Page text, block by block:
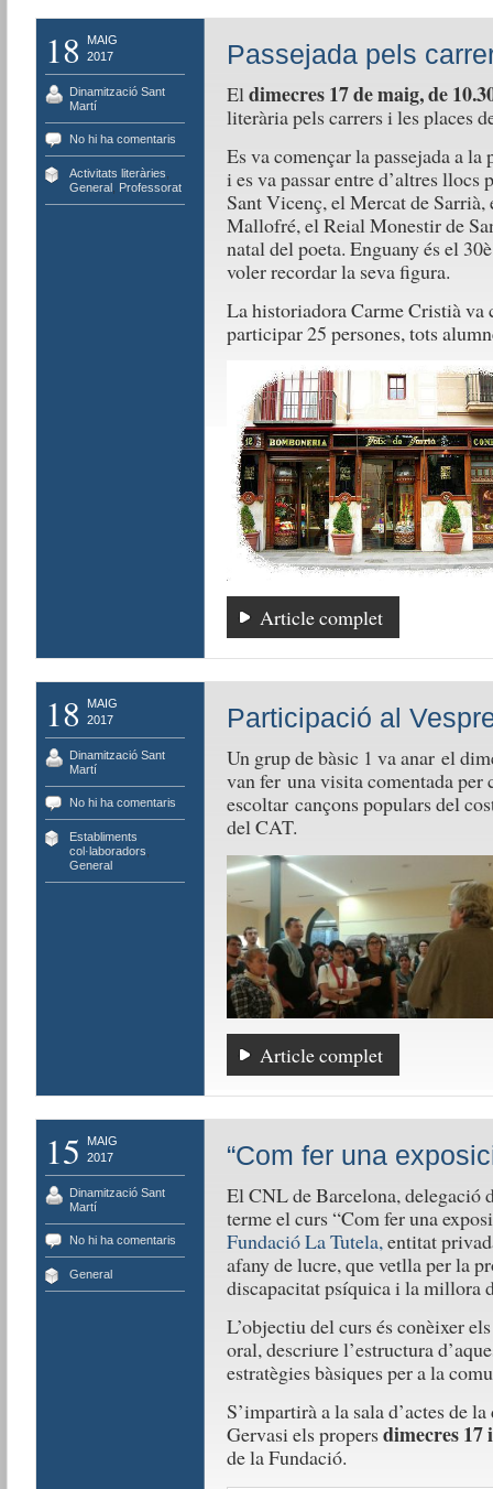
18
MAIG
2017
Dinamització Sant
Martí
No hi ha comentaris
Activitats literàries
General, Professorat
Passejada pels
Eldimecres 17 de maig, de
literària pels carrers i les places
Es va començar la passejada a la
i es va passar entre d’altres llocs
Sant Vicenç, el Mercat de Sarrià,
Mallofré, el Reial Monestir de
natal del poeta. Enguany és el
voler recordar la seva figura.
La historiadora Carme Cristià
participar 25 persones, tots
Article complet
18
MAIG
2017
Dinamització Sant
Martí
No hi ha comentaris
Establiments
col·laboradors
General
Participació al
Un grup de bàsic 1 va anar el
van fer una visita comentada per
escoltar cançons populars del
del CAT.
Article complet
15
MAIG
2017
Dinamització Sant
Martí
No hi ha comentaris
General
“Com fer una
El CNL de Barcelona, delegació
terme el curs “Com fer una
Fundació La Tutela,entitat
afany de lucre, que vetlla per la
discapacitat psíquica i la millora
L’objectiu del curs és conèixer
oral, descriure l’estructura
estratègies bàsiques per a la
S’impartirà a la sala d’actes de
Gervasi els propersdimecres 17
de la Fundació.